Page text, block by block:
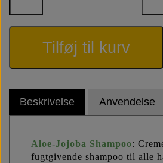
Tilføj til kurv
Beskrivelse Anvendelse
Aloe-Jojoba Shampoo:
fugtgivende shampoo til alle